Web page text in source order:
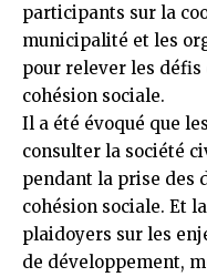
participants sur la
municipalité et les
pour relever les
cohésion sociale.
Il a été évoqué que
consulter la société
pendant la prise des
cohésion sociale. Et
plaidoyers sur les
de développement,